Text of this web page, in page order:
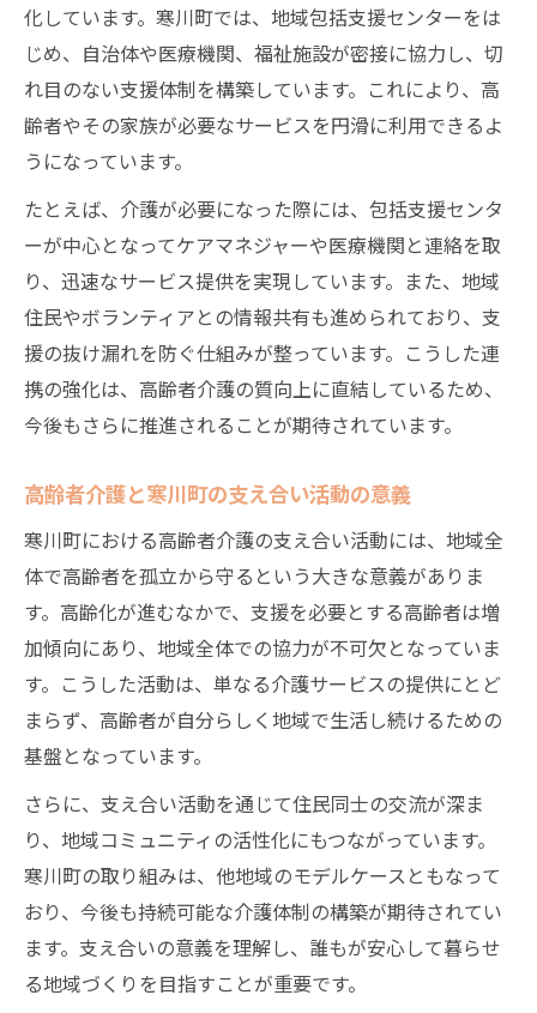
化しています。寒川町では、地域包括支援センターをは
じめ、自治体や医療機関、福祉施設が密接に協力し、切
れ目のない支援体制を構築しています。これにより、高
齢者やその家族が必要なサービスを円滑に利用できるよ
うになっています。
たとえば、介護が必要になった際には、包括支援センタ
ーが中心となってケアマネジャーや医療機関と連絡を取
り、迅速なサービス提供を実現しています。また、地域
住民やボランティアとの情報共有も進められており、支
援の抜け漏れを防ぐ仕組みが整っています。こうした連
携の強化は、高齢者介護の質向上に直結しているため、
今後もさらに推進されることが期待されています。
高齢者介護と寒川町の支え合い活動の意義
寒川町における高齢者介護の支え合い活動には、地域全
体で高齢者を孤立から守るという大きな意義がありま
す。高齢化が進むなかで、支援を必要とする高齢者は増
加傾向にあり、地域全体での協力が不可欠となっていま
す。こうした活動は、単なる介護サービスの提供にとど
まらず、高齢者が自分らしく地域で生活し続けるための
基盤となっています。
さらに、支え合い活動を通じて住民同士の交流が深ま
り、地域コミュニティの活性化にもつながっています。
寒川町の取り組みは、他地域のモデルケースともなって
おり、今後も持続可能な介護体制の構築が期待されてい
ます。支え合いの意義を理解し、誰もが安心して暮らせ
る地域づくりを目指すことが重要です。